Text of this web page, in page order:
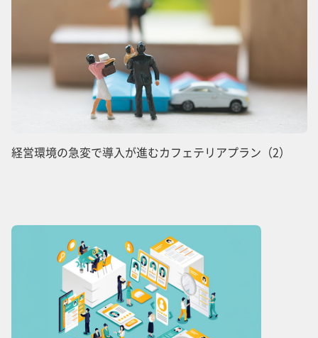
経営環境の急変で導入が進むカフェテリアプラン（2）